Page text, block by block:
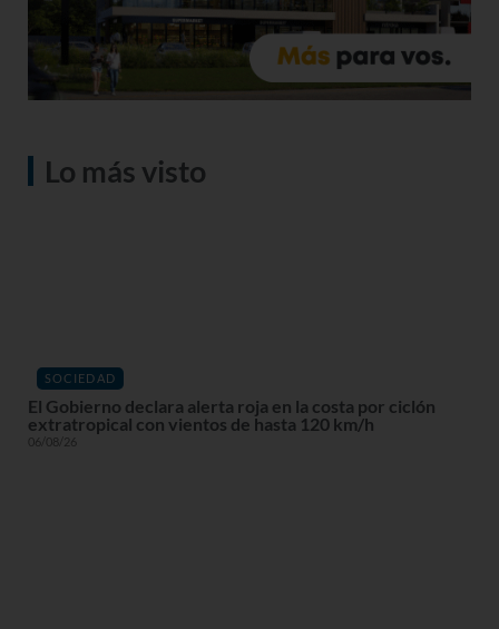
Lo más visto
SOCIEDAD
El Gobierno declara alerta roja en la costa por ciclón
extratropical con vientos de hasta 120 km/h
06/08/26